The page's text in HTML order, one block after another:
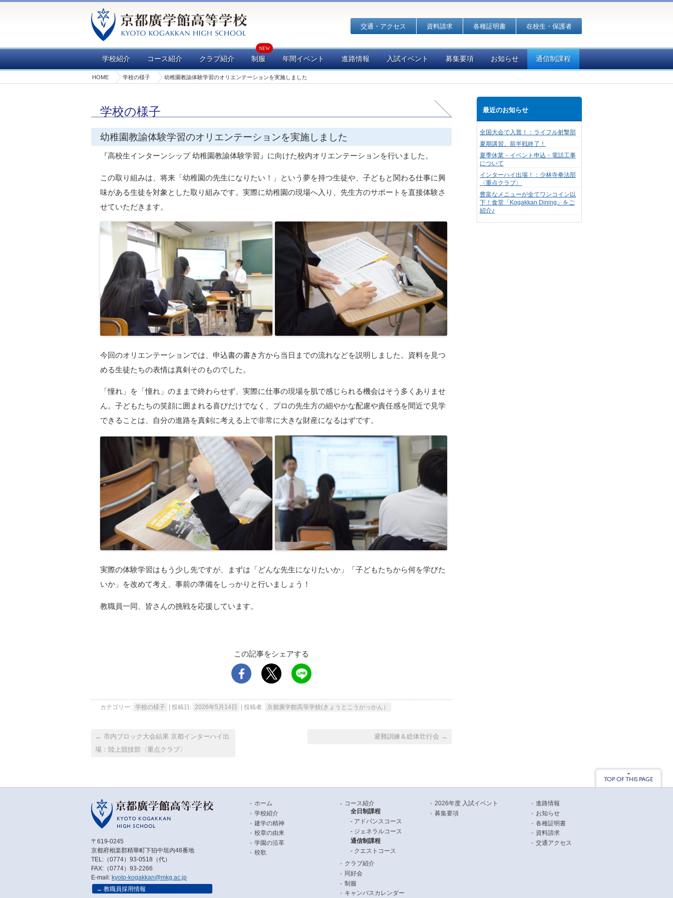
学校紹介 コース紹介 クラブ紹介 制服 年間イベント 進路情報 入試イベント 募集要項 お知らせ 通信制課程
交通・アクセス 資料請求 各種証明書 在校生・保護者
HOME 学校の様子 幼稚園教諭体験学習のオリエンテーションを実施しました
学校の様子
幼稚園教諭体験学習のオリエンテーションを実施しました
『高校生インターンシップ 幼稚園教諭体験学習』に向けた校内オリエンテーションを行いました。
この取り組みは、将来「幼稚園の先生になりたい！」という夢を持つ生徒や、子どもと関わる仕事に興
味がある生徒を対象とした取り組みです。実際に幼稚園の現場へ入り、先生方のサポートを直接体験さ
せていただきます。
今回のオリエンテーションでは、申込書の書き方から当日までの流れなどを説明しました。資料を見つ
める生徒たちの表情は真剣そのものでした。
「憧れ」を「憧れ」のままで終わらせず、実際に仕事の現場を肌で感じられる機会はそう多くありませ
ん。子どもたちの笑顔に囲まれる喜びだけでなく、プロの先生方の細やかな配慮や責任感を間近で見学
できることは、自分の進路を真剣に考える上で非常に大きな財産になるはずです。
実際の体験学習はもう少し先ですが、まずは「どんな先生になりたいか」「子どもたちから何を学びた
いか」を改めて考え、事前の準備をしっかりと行いましょう！
教職員一同、皆さんの挑戦を応援しています。
この記事をシェアする
カテゴリー: 学校の様子 | 投稿日: 2026年5月14日 投稿者: 京都廣学館高等学校(きょうとこうがっかん）
← 市内ブロック大会結果 京都インターハイ出
場：陸上競技部〈重点クラブ〉
避難訓練＆総体壮行会 →
最近のお知らせ
全国大会で入賞！：ライフル射撃部
夏期講習、前半戦終了！
夏季休業・イベント申込・電話工事
について
インターハイ出場！：少林寺拳法部
〈重点クラブ〉
豊富なメニューが全てワンコイン以
下！食堂「Kogakkan Dining」をご
紹介♪
〒619-0245
京都府相楽郡精華町下狛中垣内48番地
TEL:（0774）93-0518（代）
FAX:（0774）93-2266
E-mail: kyoto-kogakkan@mkg.ac.jp
教職員採用情報
ホーム
学校紹介
建学の精神
校章の由来
学園の沿革
校歌
コース紹介
全日制課程
アドバンスコース
ジェネラルコース
通信制課程
クエストコース
クラブ紹介
同好会
制服
キャンパスカレンダー
2026年度 入試イベント
募集要項
進路情報
お知らせ
各種証明書
資料請求
交通アクセス